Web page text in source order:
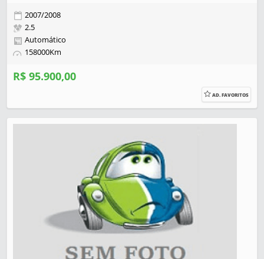
2007/2008
2.5
Automático
158000Km
R$ 95.900,00
AD. FAVORITOS